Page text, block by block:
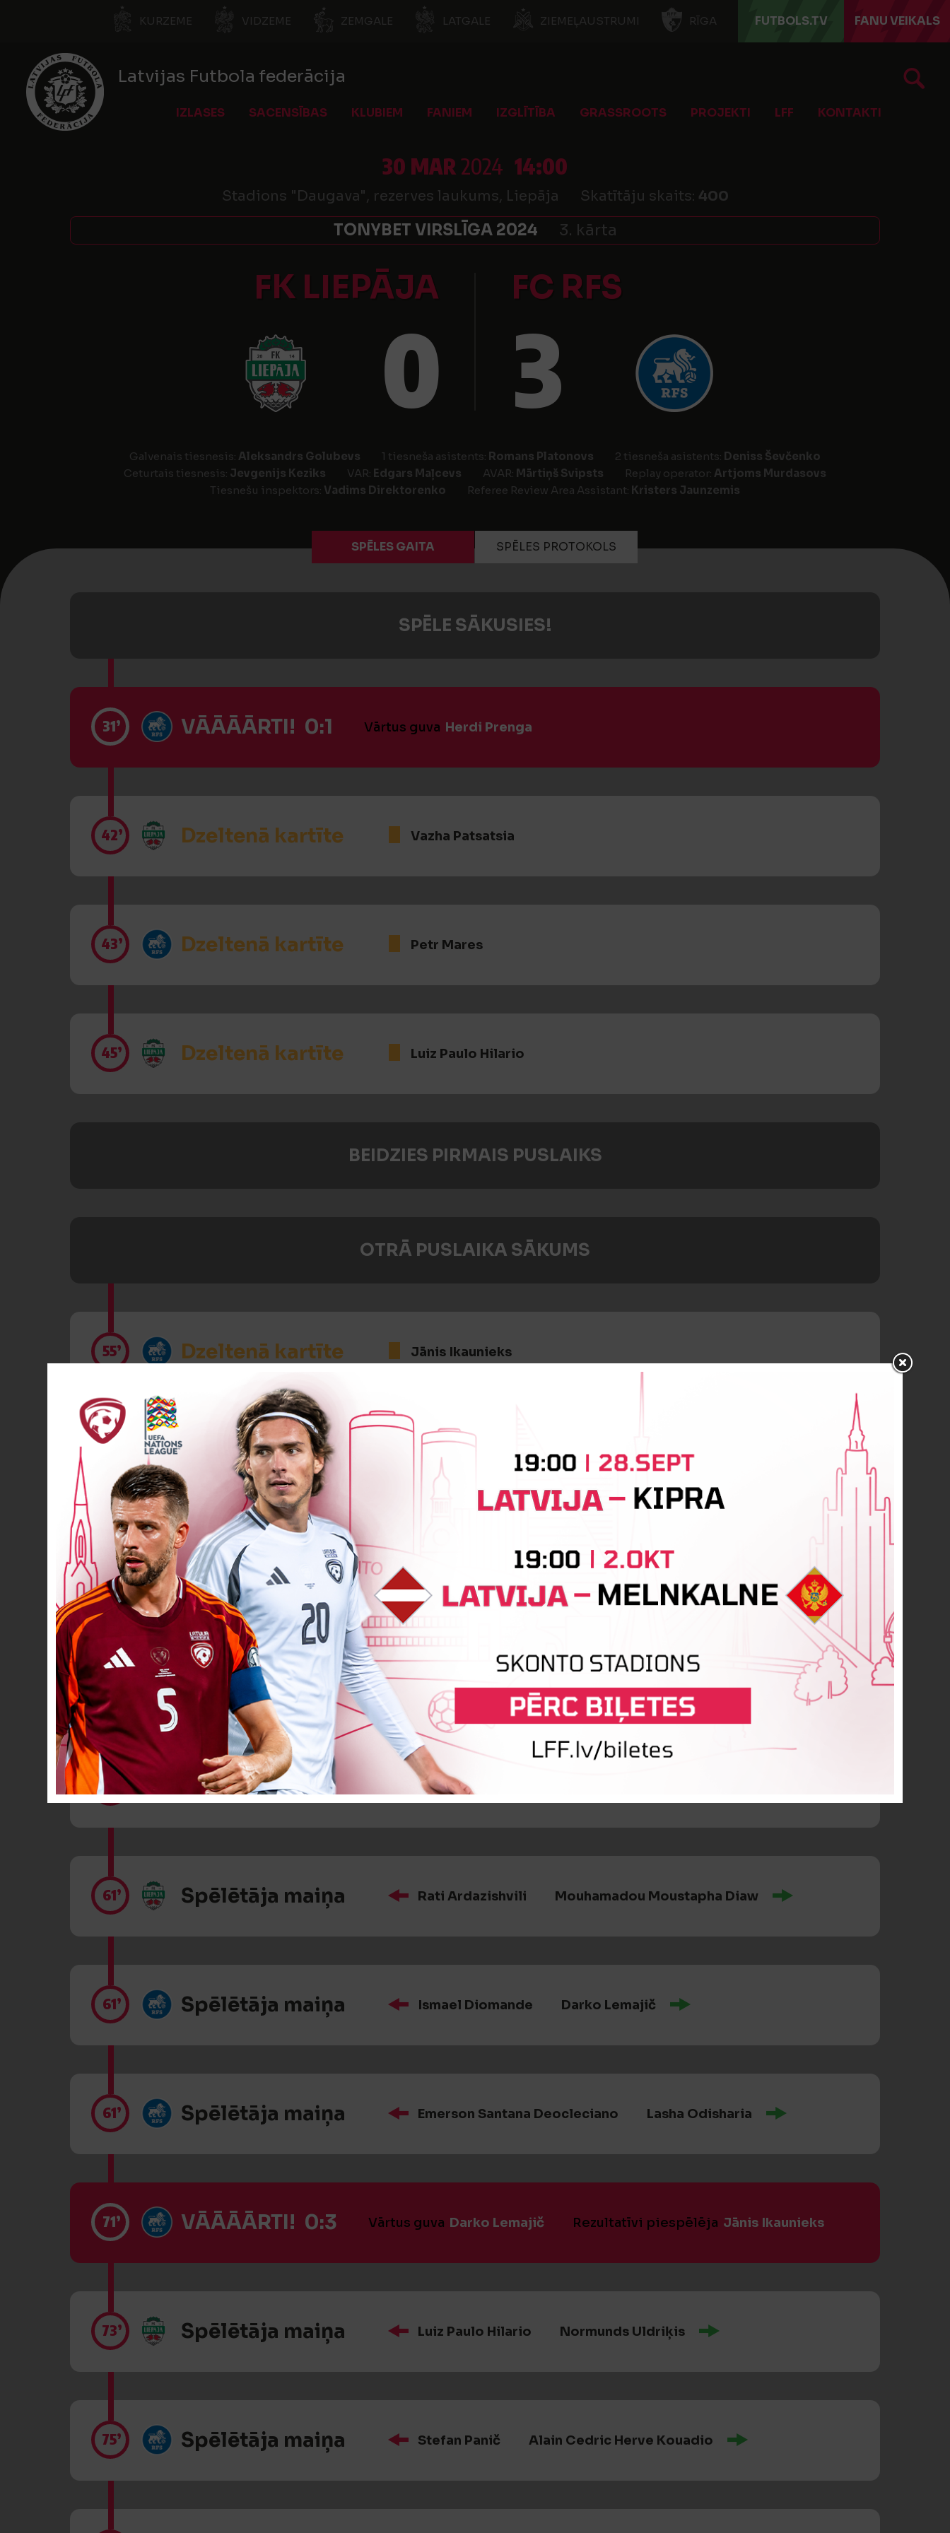
KURZEME VIDZEME ZEMGALE LATGALE ZIEMEĻAUSTRUMI RĪGA FUTBOLS.TV FANU VEIKALS
Latvijas Futbola federācija
IZLASES SACENSĪBAS KLUBIEM FANIEM IZGLĪTĪBA GRASSROOTS PROJEKTI LFF KONTAKTI
30 MAR2024 14:00
Stadions "Daugava", rezerves laukums, Liepāja Skatītāju skaits: 400
TONYBET VIRSLĪGA 2024 3. kārta
FK LIEPĀJA FC RFS
0 3
Galvenais tiesnesis: Aleksandrs Golubevs 1 tiesneša asistents: Romans Platonovs 2 tiesneša asistents: Deniss Ševčenko
Ceturtais tiesnesis: Jevgenijs Keziks VAR: Edgars Maļcevs AVAR: Mārtiņš Svipsts Replay operator: Artjoms Murdasovs
Tiesnešu inspektors: Vadims Direktorenko Referee Review Area Assistant: Kristers Jaunzemis
SPĒLES GAITA SPĒLES PROTOKOLS
SPĒLE SĀKUSIES!
31’ VĀĀĀĀRTI! 0:1 Vārtus guva Herdi Prenga
42’ Dzeltenā kartīte Vazha Patsatsia
43’ Dzeltenā kartīte Petr Mares
45’ Dzeltenā kartīte Luiz Paulo Hilario
BEIDZIES PIRMAIS PUSLAIKS
OTRĀ PUSLAIKA SĀKUMS
55’ Dzeltenā kartīte Jānis Ikaunieks
Dzeltenā kartīte Fraj Kairmani
56’ VĀĀĀĀRTI! 0:2 Vārtus guva Roberts Savaļnieks Rezultatīvi piespēlēja Stefan Panič
Spēlētāja maiņa Pape Yare Fall
61’ Spēlētāja maiņa Artūrs Zjuzins
61’ Spēlētāja maiņa Rati Ardazishvili Mouhamadou Moustapha Diaw
61’ Spēlētāja maiņa Ismael Diomande Darko Lemajič
61’ Spēlētāja maiņa Emerson Santana Deocleciano Lasha Odisharia
71’ VĀĀĀĀRTI! 0:3 Vārtus guva Darko Lemajič Rezultatīvi piespēlēja Jānis Ikaunieks
73’ Spēlētāja maiņa Luiz Paulo Hilario Normunds Uldriķis
75’ Spēlētāja maiņa Stefan Panič Alain Cedric Herve Kouadio